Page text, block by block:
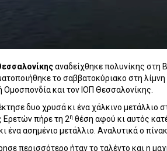
αναδείχθηκε πολυνίκης στη
το σαββατοκύριακο στη
και τον ΙΟΠ Θεσσαλονίκης.
δυο χρυσά κι ένα χάλκινο μετάλλιο
Ερετών πήρε τη 2η θέση αφού κι αυτός
ένα ασημένιο μετάλλιο. Αναλυτικά ο
περισσότερο ήταν το ταλέντο και η